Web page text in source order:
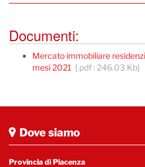
Documenti:
Mercato immobiliare
mesi 2021 [.pdf : 246.03 Kb]
Dove siamo
Provincia di Piacenza